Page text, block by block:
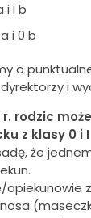
i I b
i 0 b
o
i
r. rodzic
z klasy 0 i I
że
opiekunowie